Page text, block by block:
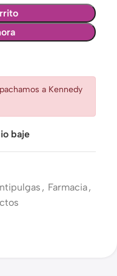
a Kennedy
baje
, Farmacia,